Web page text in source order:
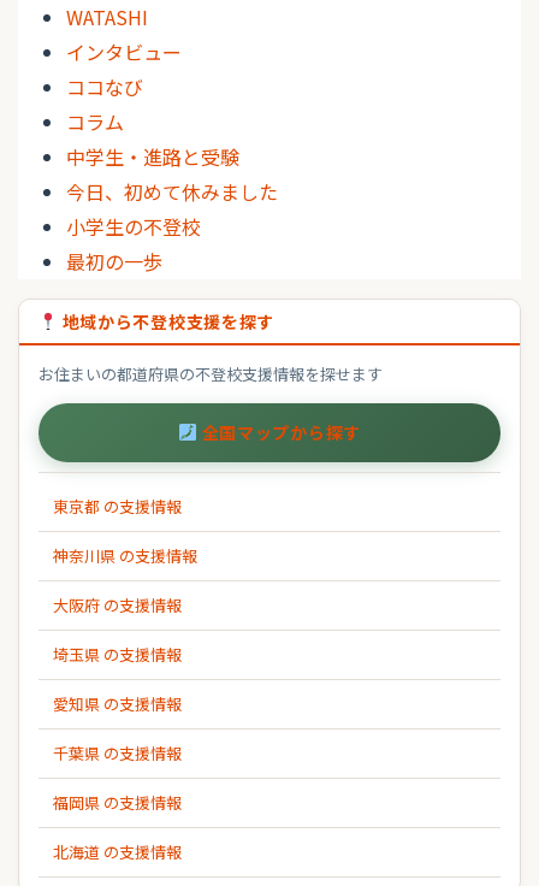
WATASHI
インタビュー
ココなび
コラム
中学生・進路と受験
今日、初めて休みました
小学生の不登校
最初の一歩
地域から不登校支援を探す
お住まいの都道府県の不登校支援情報を探せます
全国マップから探す
東京都 の支援情報
神奈川県 の支援情報
大阪府 の支援情報
埼玉県 の支援情報
愛知県 の支援情報
千葉県 の支援情報
福岡県 の支援情報
北海道 の支援情報